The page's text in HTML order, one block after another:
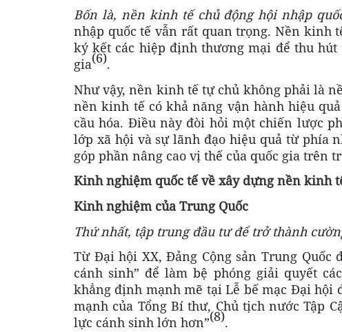
Bốn là, nền kinh tế chủ động hội nhập
nhập quốc tế vẫn rất quan trọng. Nền kinh
ký kết các hiệp định thương mại để thu
gia(6).
Như vậy, nền kinh tế tự chủ không phải là
nền kinh tế có khả năng vận hành hiệu
cầu hóa. Điều này đòi hỏi một chiến lược
lớp xã hội và sự lãnh đạo hiệu quả từ phía
góp phần nâng cao vị thế của quốc gia trên
Kinh nghiệm quốc tế về xây dựng nền kinh
Kinh nghiệm của Trung Quốc
Thứ nhất, tập trung đầu tư để trở thành
Từ Đại hội XX, Đảng Cộng sản Trung
cánh sinh” để làm bệ phóng giải quyết
khẳng định mạnh mẽ tại Lễ bế mạc Đại hội
mạnh của Tổng Bí thư, Chủ tịch nước Tập
lực cánh sinh lớn hơn”(8).